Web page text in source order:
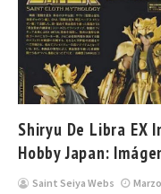
Shiryu De Libra EX
Hobby Japan:
Saint Seiya Webs